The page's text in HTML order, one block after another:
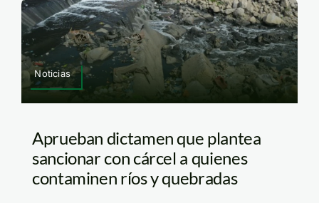
Noticias
Aprueban dictamen que plantea
sancionar con cárcel a quienes
contaminen ríos y quebradas